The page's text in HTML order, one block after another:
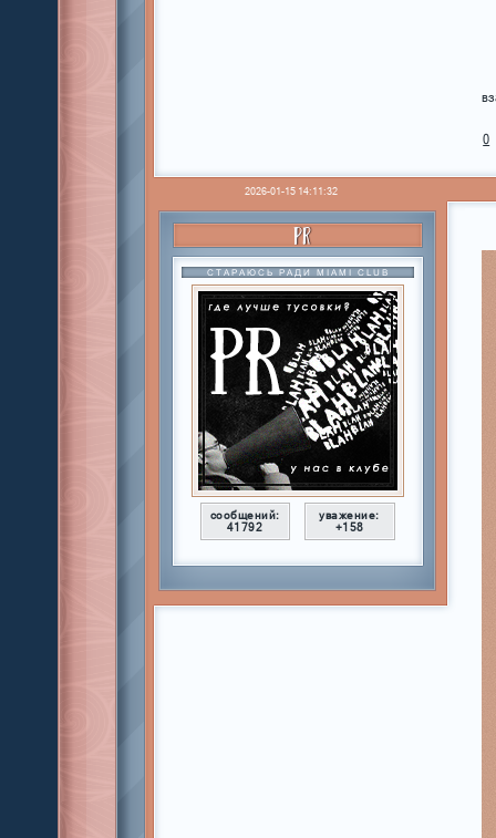
0
2026-01-15 14:11:32
PR
СТАРАЮСЬ РАДИ MIAMI CLUB
сообщений:
41792
уважение:
+158